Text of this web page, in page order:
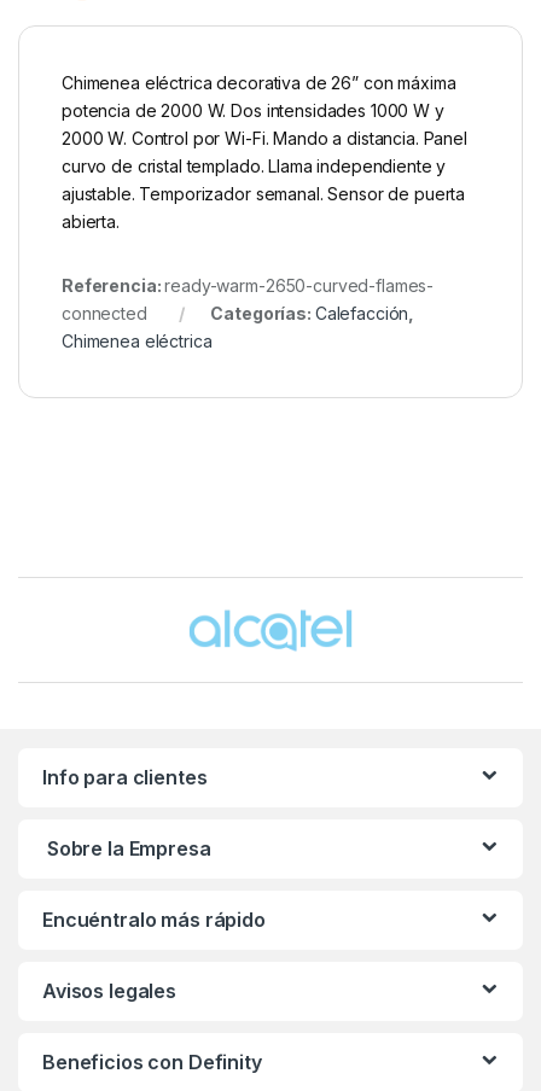
Chimenea eléctrica decorativa de 26” con máxima
potencia de 2000 W. Dos intensidades 1000 W y
2000 W. Control por Wi-Fi. Mando a distancia. Panel
curvo de cristal templado. Llama independiente y
ajustable. Temporizador semanal. Sensor de puerta
abierta.
Referencia:ready-warm-2650-curved-flames-
connected
Categorías: Calefacción
Chimenea eléctrica
Brands Carousel
Info para clientes
Sobre la Empresa
Encuéntralo más rápido
Avisos legales
Beneficios con Definity